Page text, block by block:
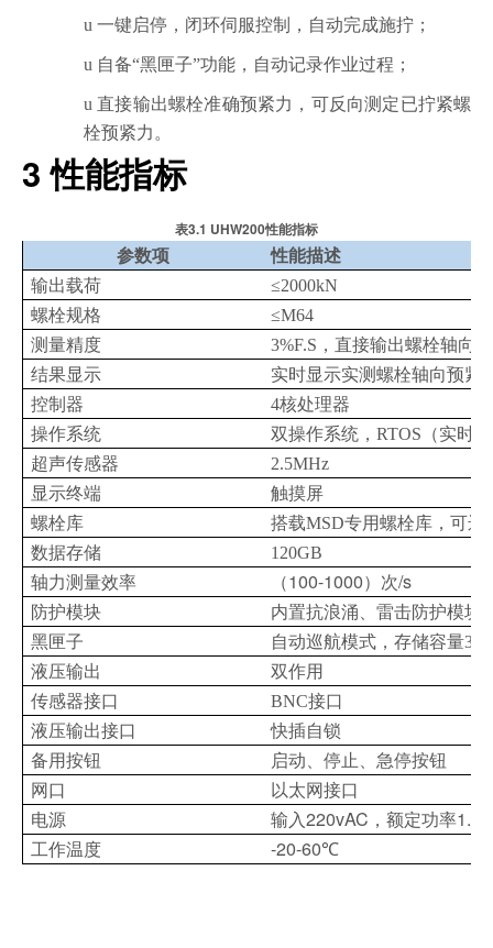
u 一键启停，闭环伺服控制，自动完成施拧；
u 自备“黑匣子”功能，自动记录作业过程；
u 直接输出螺栓准确预紧力，可反向测定已拧紧螺
栓预紧力。
3性能指标
表3.1 UHW200性能指标
参数项
性能描述
输出载荷
≤2000kN
螺栓规格
≤M64
测量精度
3%F.S ，直接输出螺栓轴向
结果显示
实时显示实测螺栓轴向预紧
控制器
4核处理器
操作系统
双操作系统，RTOS（实时
超声传感器
2.5MHz
显示终端
触摸屏
螺栓库
搭载MSD专用螺栓库，可远
数据存储
120GB
轴力测量效率
（100-1000）次/s
防护模块
内置抗浪涌、雷击防护模块
黑匣子
自动巡航模式，存储容量
液压输出
双作用
传感器接口
BNC接口
液压输出接口
快插自锁
备用按钮
启动、停止、急停按钮
网口
以太网接口
电源
输入220vAC ，额定功率
工作温度 -20-60℃